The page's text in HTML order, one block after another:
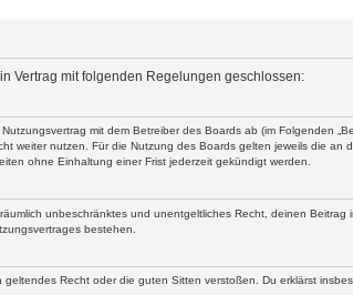
Vertrag mit folgenden Regelungen geschlossen:
mit dem Betreiber des Boards ab (im Folgenden
weiter nutzen. Für die Nutzung des Boards gelten jeweils die an
ohne Einhaltung einer Frist jederzeit gekündigt werden.
unbeschränktes und unentgeltliches Recht, deinen Beitrag
bestehen.
Recht oder die guten Sitten verstoßen. Du erklärst